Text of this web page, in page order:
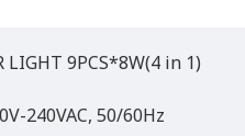
LIGHT 9PCS*8W(4 in 1)
240VAC, 50/60Hz